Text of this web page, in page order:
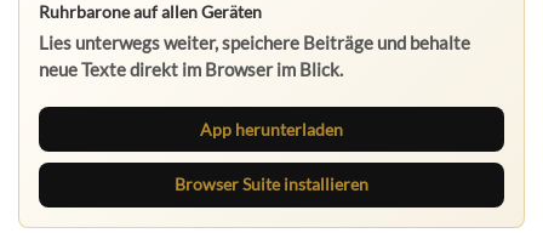
Ruhrbarone auf allen Geräten
Lies unterwegs weiter, speichere Beiträge und behalte
neue Texte direkt im Browser im Blick.
App herunterladen
Browser Suite installieren